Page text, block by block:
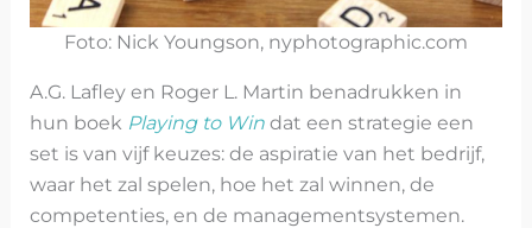
Foto: Nick Youngson, nyphotographic.com
A.G. Lafley en Roger L. Martin benadrukken in
hun boek Playing to Windat een strategie een
set is van vijf keuzes: de aspiratie van het bedrijf,
waar het zal spelen, hoe het zal winnen, de
competenties, en de managementsystemen.